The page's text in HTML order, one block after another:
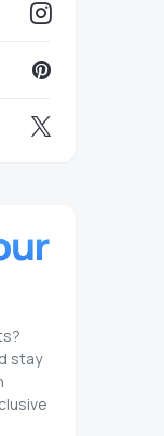
stay